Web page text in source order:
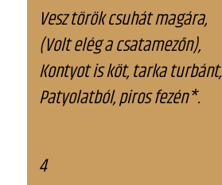
Vesz török csuhát magára,
(Volt elég a csatamezőn),
Kontyot is köt, tarka turbánt,
Patyolatból, piros fezén*.
4